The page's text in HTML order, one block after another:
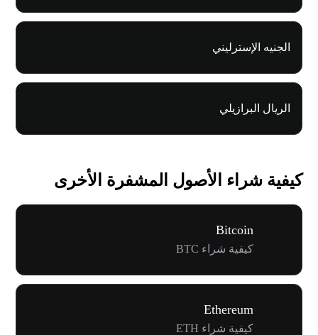
الجنيه الإسترليني
الريال البرازيلي
كيفية شراء الأصول المشفرة الأخرى
Bitcoin
كيفية شراء BTC
Ethereum
كيفية شراء ETH